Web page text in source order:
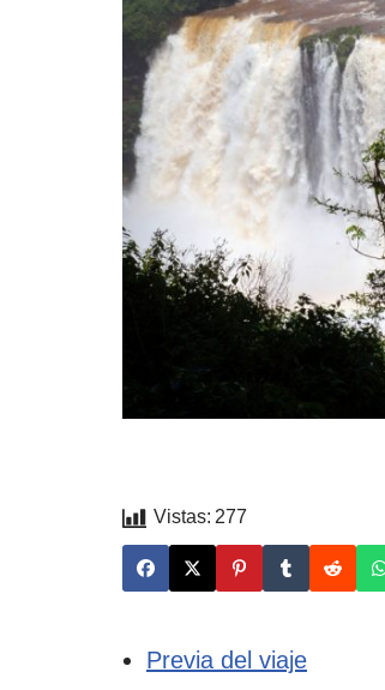
Vistas: 277
Previa del viaje